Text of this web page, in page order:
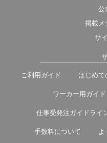
公
掲載メ
サ
ご利用ガイド はじめて
ワーカー用ガイド
仕事受発注ガイドライ
手数料について よ